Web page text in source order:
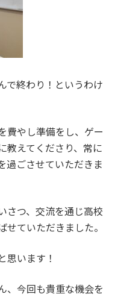
で終わり！というわけ
費やし準備をし、ゲー
教えてくださり、常に
過ごさせていただきま
さつ、交流を通じ高校
ていただきました。
思います！
、今回も貴重な機会を